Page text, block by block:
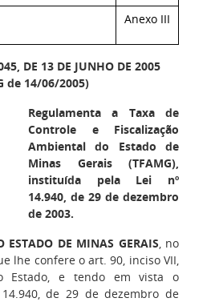
Anexo III
DE 13 DE JUNHO DE 2005
de 14/06/2005)
Regulamenta a Taxa de
Controle e Fiscalização
Ambiental do Estado de
Minas Gerais (TFAMG),
instituída pela Lei nº
14.940, de 29 de dezembro
de 2003.
ESTADO DE MINAS GERAIS, no
lhe confere o art. 90, inciso VII,
Estado, e tendo em vista o
de 29 de dezembro de